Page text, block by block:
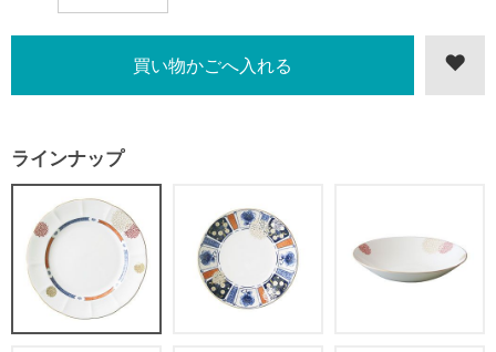
ラインナップ